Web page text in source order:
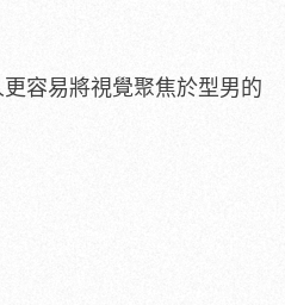
容易將視覺聚焦於型男的